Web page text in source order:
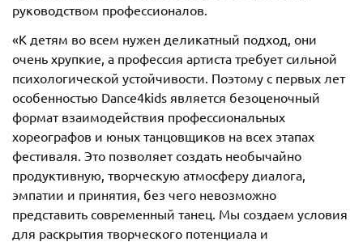
руководством профессионалов.
«К детям во всем нужен деликатный подход, они
очень хрупкие, а профессия артиста требует сильной
психологической устойчивости. Поэтому c первых лет
особенностью Dance4kids является безоценочный
формат взаимодействия профессиональных
хореографов и юных танцовщиков на всех этапах
фестиваля. Это позволяет создать необычайно
продуктивную, творческую атмосферу диалога,
эмпатии и принятия, без чего невозможно
представить современный танец. Мы создаем условия
для раскрытия творческого потенциала и